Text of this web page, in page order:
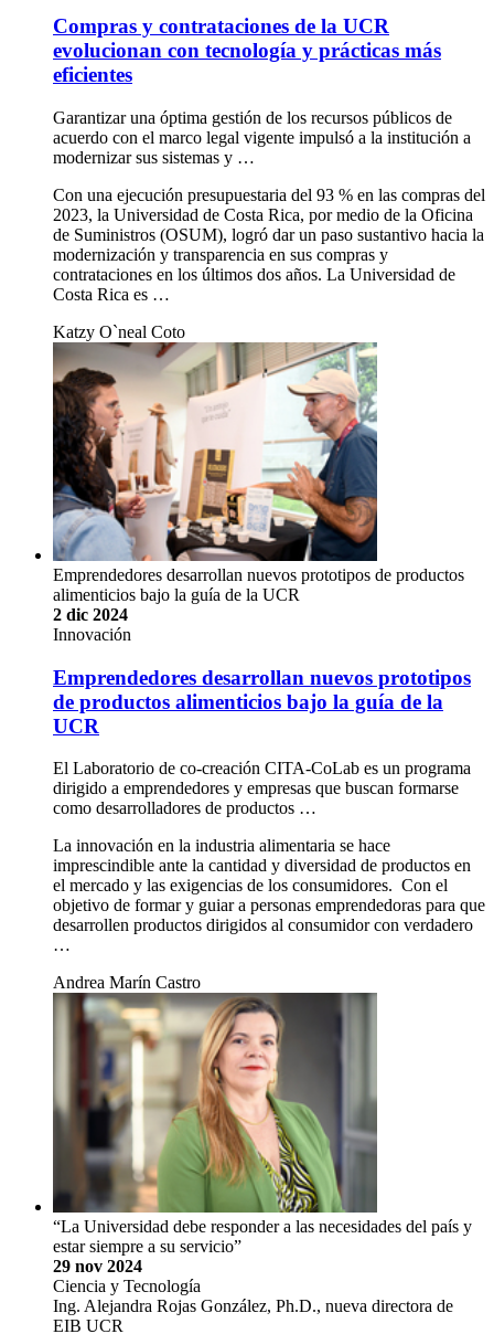
Compras y contrataciones de la UCR
evolucionan con tecnología y prácticas más
eficientes
Garantizar una óptima gestión de los recursos públicos de
acuerdo con el marco legal vigente impulsó a la institución a
modernizar sus sistemas y …
Con una ejecución presupuestaria del 93 % en las compras del
2023, la Universidad de Costa Rica, por medio de la Oficina
de Suministros (OSUM), logró dar un paso sustantivo hacia la
modernización y transparencia en sus compras y
contrataciones en los últimos dos años. La Universidad de
Costa Rica es …
Katzy O`neal Coto
Emprendedores desarrollan nuevos prototipos de productos
alimenticios bajo la guía de la UCR
2 dic 2024
Innovación
Emprendedores desarrollan nuevos prototipos
de productos alimenticios bajo la guía de la
UCR
El Laboratorio de co-creación CITA-CoLab es un programa
dirigido a emprendedores y empresas que buscan formarse
como desarrolladores de productos …
La innovación en la industria alimentaria se hace
imprescindible ante la cantidad y diversidad de productos en
el mercado y las exigencias de los consumidores. Con el
objetivo de formar y guiar a personas emprendedoras para que
desarrollen productos dirigidos al consumidor con verdadero
…
Andrea Marín Castro
“La Universidad debe responder a las necesidades del país y
estar siempre a su servicio”
29 nov 2024
Ciencia y Tecnología
Ing. Alejandra Rojas González, Ph.D., nueva directora de
EIB UCR